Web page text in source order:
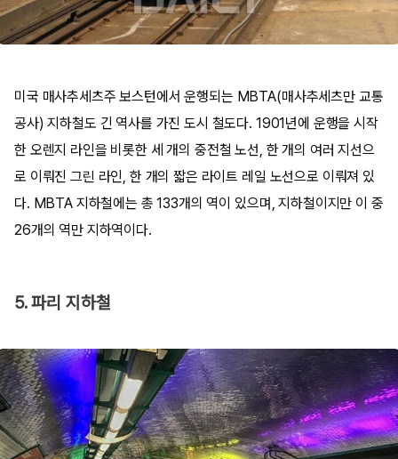
미국 매사추세츠주 보스턴에서 운행되는 MBTA(매사추세츠만 교통
공사) 지하철도 긴 역사를 가진 도시 철도다. 1901년에 운행을 시작
한 오렌지 라인을 비롯한 세 개의 중전철 노선, 한 개의 여러 지선으
로 이뤄진 그린 라인, 한 개의 짧은 라이트 레일 노선으로 이뤄져 있
다. MBTA 지하철에는 총 133개의 역이 있으며, 지하철이지만 이 중
26개의 역만 지하역이다.
5. 파리 지하철